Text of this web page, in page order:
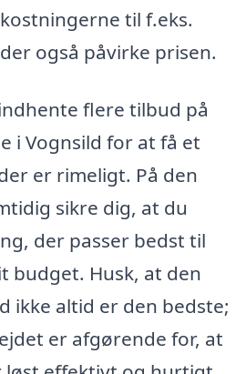
til f.eks.
også påvirke prisen.
flere tilbud på
i Vognsild for at få et
er rimeligt. På den
sikre dig, at du
der passer bedst til
budget. Husk, at den
ikke altid er den bedste;
er afgørende for, at